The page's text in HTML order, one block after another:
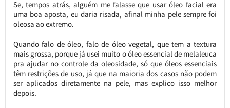
Se, tempos atrás, alguém me falasse que usar óleo facial era
uma boa aposta, eu daria risada, afinal minha pele sempre foi
oleosa ao extremo.
Quando falo de óleo, falo de óleo vegetal, que tem a textura
mais grossa, porque já usei muito o óleo essencial de melaleuca
pra ajudar no controle da oleosidade, só que óleos essenciais
têm restrições de uso, já que na maioria dos casos não podem
ser aplicados diretamente na pele, mas explico isso melhor
depois.